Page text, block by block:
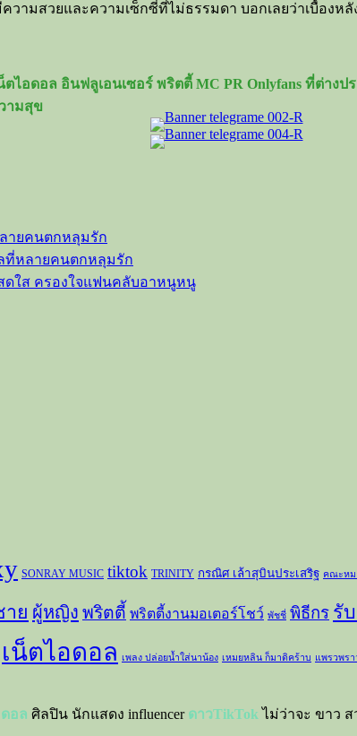
มสวยและความเซ็กซี่ที่ไม่ธรรมดา บอกเลยว่าเบื้องหลั
ตไอดอล อินฟลูเอนเซอร์ พริตตี้ MC PR Onlyfans ที่ต่า
ามสุข
ลายคนตกหลุมรัก
ที่หลายคนตกหลุมรัก
ดใส ครองใจแฟนคลับอาหนูหนู
SONRAY MUSIC tiktok TRINITY กรณิศ เล้าสุบินประเสริฐ คณะหม
าย ผู้หญิง พริตตี้ พริตตี้งานมอเตอร์โชว์ พัชชี่ พิธีกร รั
เน็ตไอดอล เพลง ปล่อยน้ำใส่นาน้อง เหมยหลิน ก็มาดิคร้าบ แพรวพรา
อล ศิลปิน นักแสดง influencer ดาวTikTok ไม่ว่าจะ ขาว